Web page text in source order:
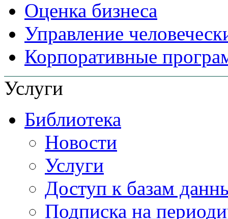
Оценка бизнеса
Управление
Корпоративные
Услуги
Библиотека
Новости
Услуги
Доступ к базам
Подписка на